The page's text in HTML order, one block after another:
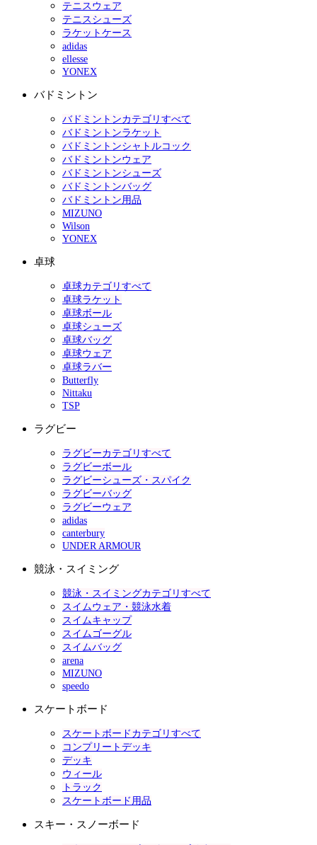
テニスウェア
テニスシューズ
ラケットケース
adidas
ellesse
YONEX
バドミントン
バドミントンカテゴリすべて
バドミントンラケット
バドミントンシャトルコック
バドミントンウェア
バドミントンシューズ
バドミントンバッグ
バドミントン用品
MIZUNO
Wilson
YONEX
卓球
卓球カテゴリすべて
卓球ラケット
卓球ボール
卓球シューズ
卓球バッグ
卓球ウェア
卓球ラバー
Butterfly
Nittaku
TSP
ラグビー
ラグビーカテゴリすべて
ラグビーボール
ラグビーシューズ・スパイク
ラグビーバッグ
ラグビーウェア
adidas
canterbury
UNDER ARMOUR
競泳・スイミング
競泳・スイミングカテゴリすべて
スイムウェア・競泳水着
スイムキャップ
スイムゴーグル
スイムバッグ
arena
MIZUNO
speedo
スケートボード
スケートボードカテゴリすべて
コンプリートデッキ
デッキ
ウィール
トラック
スケートボード用品
スキー・スノーボード